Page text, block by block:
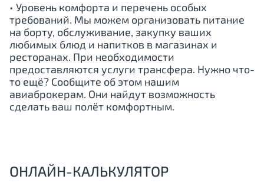
• Уровень комфорта и перечень особых
требований. Мы можем организовать питание
на борту, обслуживание, закупку ваших
любимых блюд и напитков в магазинах и
ресторанах. При необходимости
предоставляются услуги трансфера. Нужно что-
то ещё? Сообщите об этом нашим
авиаброкерам. Они найдут возможность
сделать ваш полёт комфортным.
ОНЛАЙН-КАЛЬКУЛЯТОР